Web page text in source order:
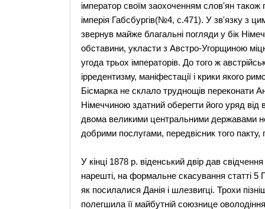
імператор своїм заохоченням слов'ян
імперія Габсбургів(№4, с.471). У зв'язку з
звернув майже благальні погляди у бік
обставини, укласти з Австро-Угорщиною
угода трьох імператорів. До того ж
ірредентизму, маніфестації і крики якого
Бісмарка не склало труднощів переконати
Німеччиною здатний оберегти його уряд
двома великими центральними державами
добрими послугами, передвісник того пакту,
У кінці 1878 р. віденський двір дав
нарешті, на формальне скасування статті 5
як посилалися Данія і шлезвигці. Трохи
полегшила її майбутній союзнице